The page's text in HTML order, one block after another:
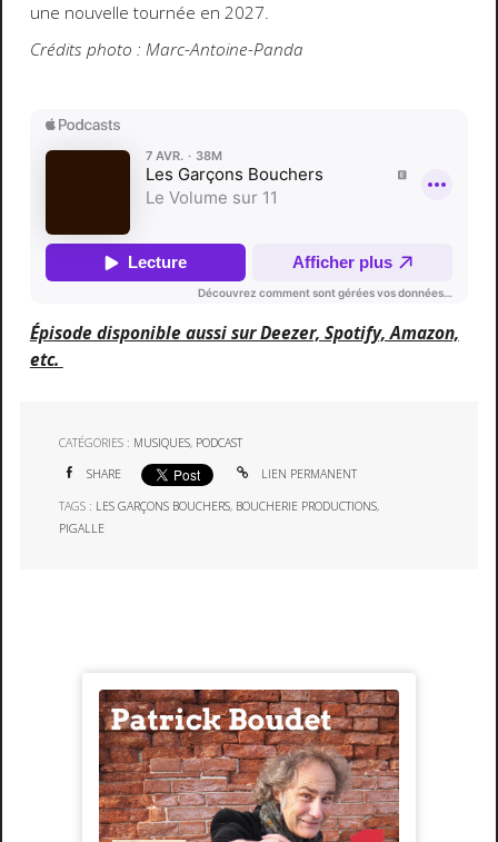
une nouvelle tournée en 2027.
Crédits photo : Marc-Antoine-Panda
Épisode disponible aussi sur Deezer, Spotify, Amazon,
etc.
CATÉGORIES : MUSIQUES, PODCAST
SHARE LIEN PERMANENT
TAGS : LES GARÇONS BOUCHERS, BOUCHERIE PRODUCTIONS,
PIGALLE